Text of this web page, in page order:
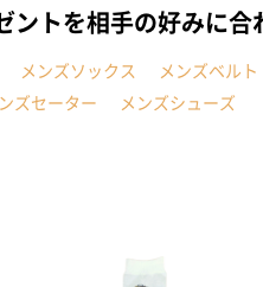
ントを相手の好みに合
メンズソックス メンズベルト
ズセーター メンズシューズ